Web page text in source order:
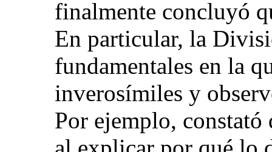
finalmente concluyó
En particular, la
fundamentales en la
inverosímiles y
Por ejemplo, constató